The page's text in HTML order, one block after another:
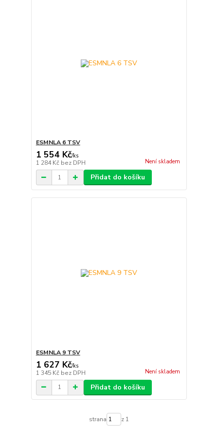
ESMNLA 6 TSV
1 554 Kč/ks
1 284 Kč bez DPH Není skladem
Přidat do košíku
ESMNLA 9 TSV
1 627 Kč/ks
1 345 Kč bez DPH Není skladem
Přidat do košíku
strana z 1